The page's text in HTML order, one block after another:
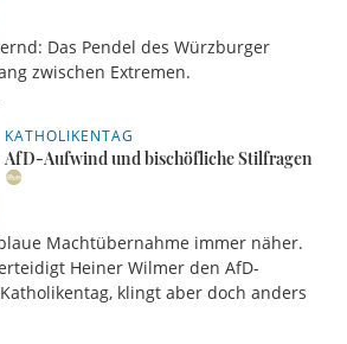
Das Pendel des Würzburger
zwischen Extremen.
KATHOLIKENTAG
AfD-Aufwind und bischöfliche Stilfragen
Machtübernahme immer näher.
Heiner Wilmer den AfD-
klingt aber doch anders